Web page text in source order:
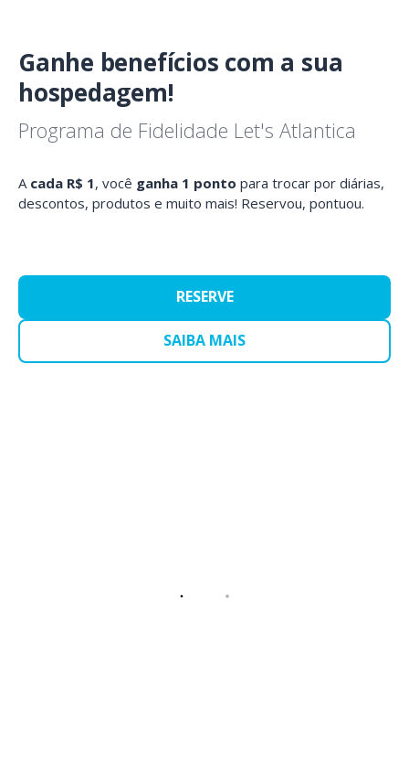
Ganhe benefícios com a sua
hospedagem!
Programa de Fidelidade Let's Atlantica
A cada R$ 1, você ganha 1 ponto para trocar por diárias,
descontos, produtos e muito mais! Reservou, pontuou.
RESERVE
SAIBA MAIS